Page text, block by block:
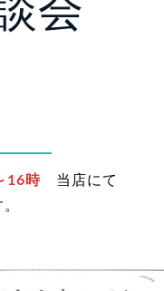
会
16時 当店にて